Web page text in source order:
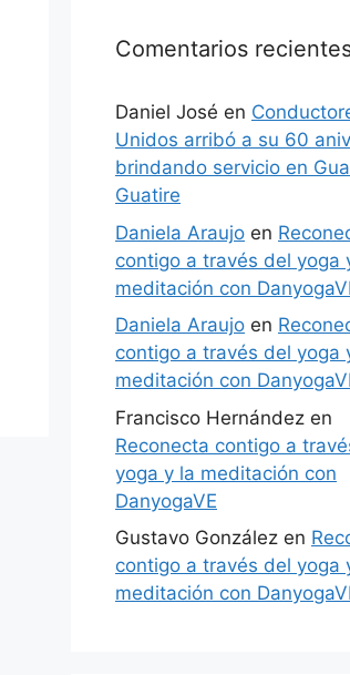
Comentarios
Daniel José en
Unidos arribó a su 60
brindando servicio en
Guatire
Daniela Araujo en
contigo a través del yoga
meditación con
Daniela Araujo en
contigo a través del yoga
meditación con
Francisco Hernández en
Reconecta contigo a
yoga y la meditación con
DanyogaVE
Gustavo González en
contigo a través del yoga
meditación con